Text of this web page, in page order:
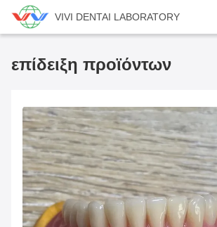
VIVI DENTAI LABORATORY
επίδειξη προϊόντων